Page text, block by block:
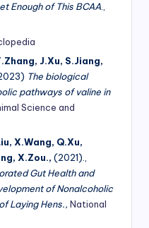
Enough of This BCAA.,
J.Xu, S.Jiang,
The biological
pathways of valine in
Science and
X.Wang, Q.Xu,
X.Zou., (2021).,
Gut Health and
of Nonalcoholic
Laying Hens., National